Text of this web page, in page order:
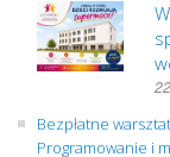
Bezpłatne
Programowanie i